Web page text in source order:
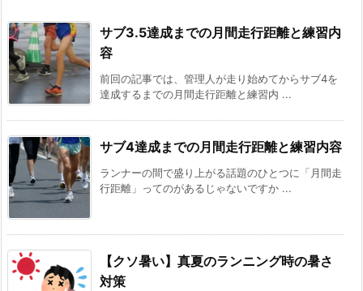
サブ3.5達成までの月間走行距離と練習内
容
前回の記事では、管理人が走り始めてからサブ4を
達成するまでの月間走行距離と練習内 ...
サブ4達成までの月間走行距離と練習内容
ランナーの間で盛り上がる話題のひとつに「月間走
行距離」ってのがあるじゃないですか ...
【クソ暑い】真夏のランニング時の暑さ
対策